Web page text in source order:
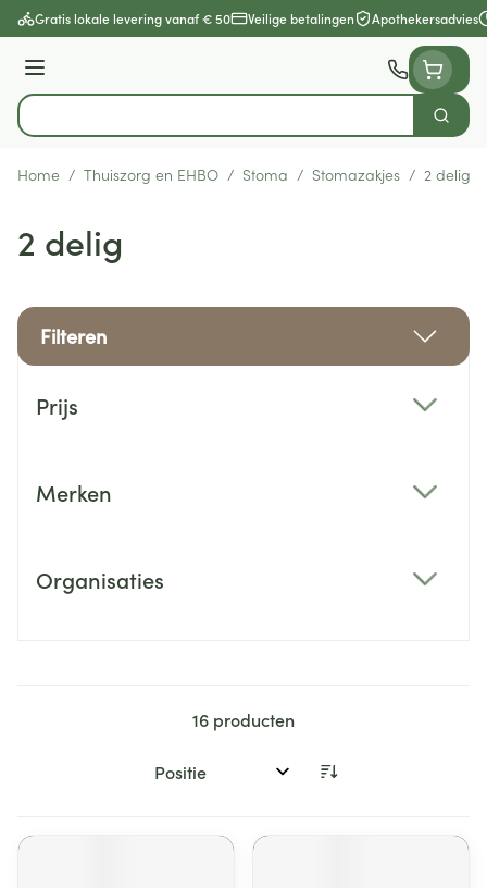
Ga naar de inhoud
Gratis lokale levering vanaf € 50 Veilige betalingen Apothekersadvies
Menu
Product, merk, categorie...
Zoek
Home / Thuiszorg en EHBO / Stoma / Stomazakjes / 2 delig
2 delig
Filteren
Prijs
Merken
Organisaties
16 producten
Sorteer op: